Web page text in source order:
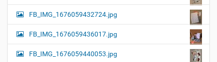
FB_IMG_1676059432724.jpg
FB_IMG_1676059436017.jpg
FB_IMG_1676059440053.jpg